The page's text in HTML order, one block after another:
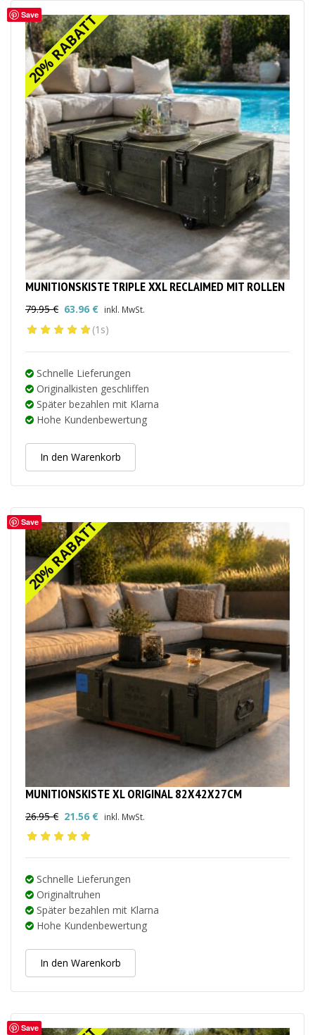
Save
20% RABATT
20% RABATT
MUNITIONSKISTE TRIPLE XXL RECLAIMED MIT ROLLEN
79.95€
Ursprünglicher
Preis
war:
63.96 €
Aktueller
Preis
ist:
inkl. MwSt.
(1s)
Schnelle Lieferungen
Originalkisten geschliffen
Später bezahlen mit Klarna
Hohe Kundenbewertung
In den Warenkorb
Save
20% RABATT
20% RABATT
MUNITIONSKISTE XL ORIGINAL 82X42X27CM
26.95€
Ursprünglicher
Preis
war:
26.95 €
21.56 €
Aktueller
Preis
ist:
21.56 €.
inkl. MwSt.
Schnelle Lieferungen
Originaltruhen
Später bezahlen mit Klarna
Hohe Kundenbewertung
In den Warenkorb
Save